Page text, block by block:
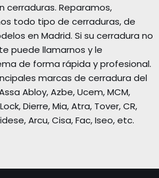
cerraduras. Reparamos,
todo tipo de cerraduras, de
en Madrid. Si su cerradura no
puede llamarnos y le
de forma rápida y profesional.
marcas de cerradura del
Abloy, Azbe, Ucem, MCM,
Dierre, Mia, Atra, Tover, CR,
Arcu, Cisa, Fac, Iseo, etc.